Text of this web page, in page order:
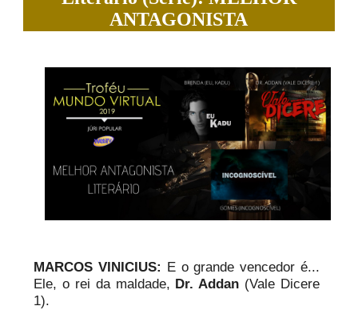
ANTAGONISTA
MARCOS VINICIUS: E o grande vencedor é...
Ele, o rei da maldade, Dr. Addan (Vale Dicere
1).